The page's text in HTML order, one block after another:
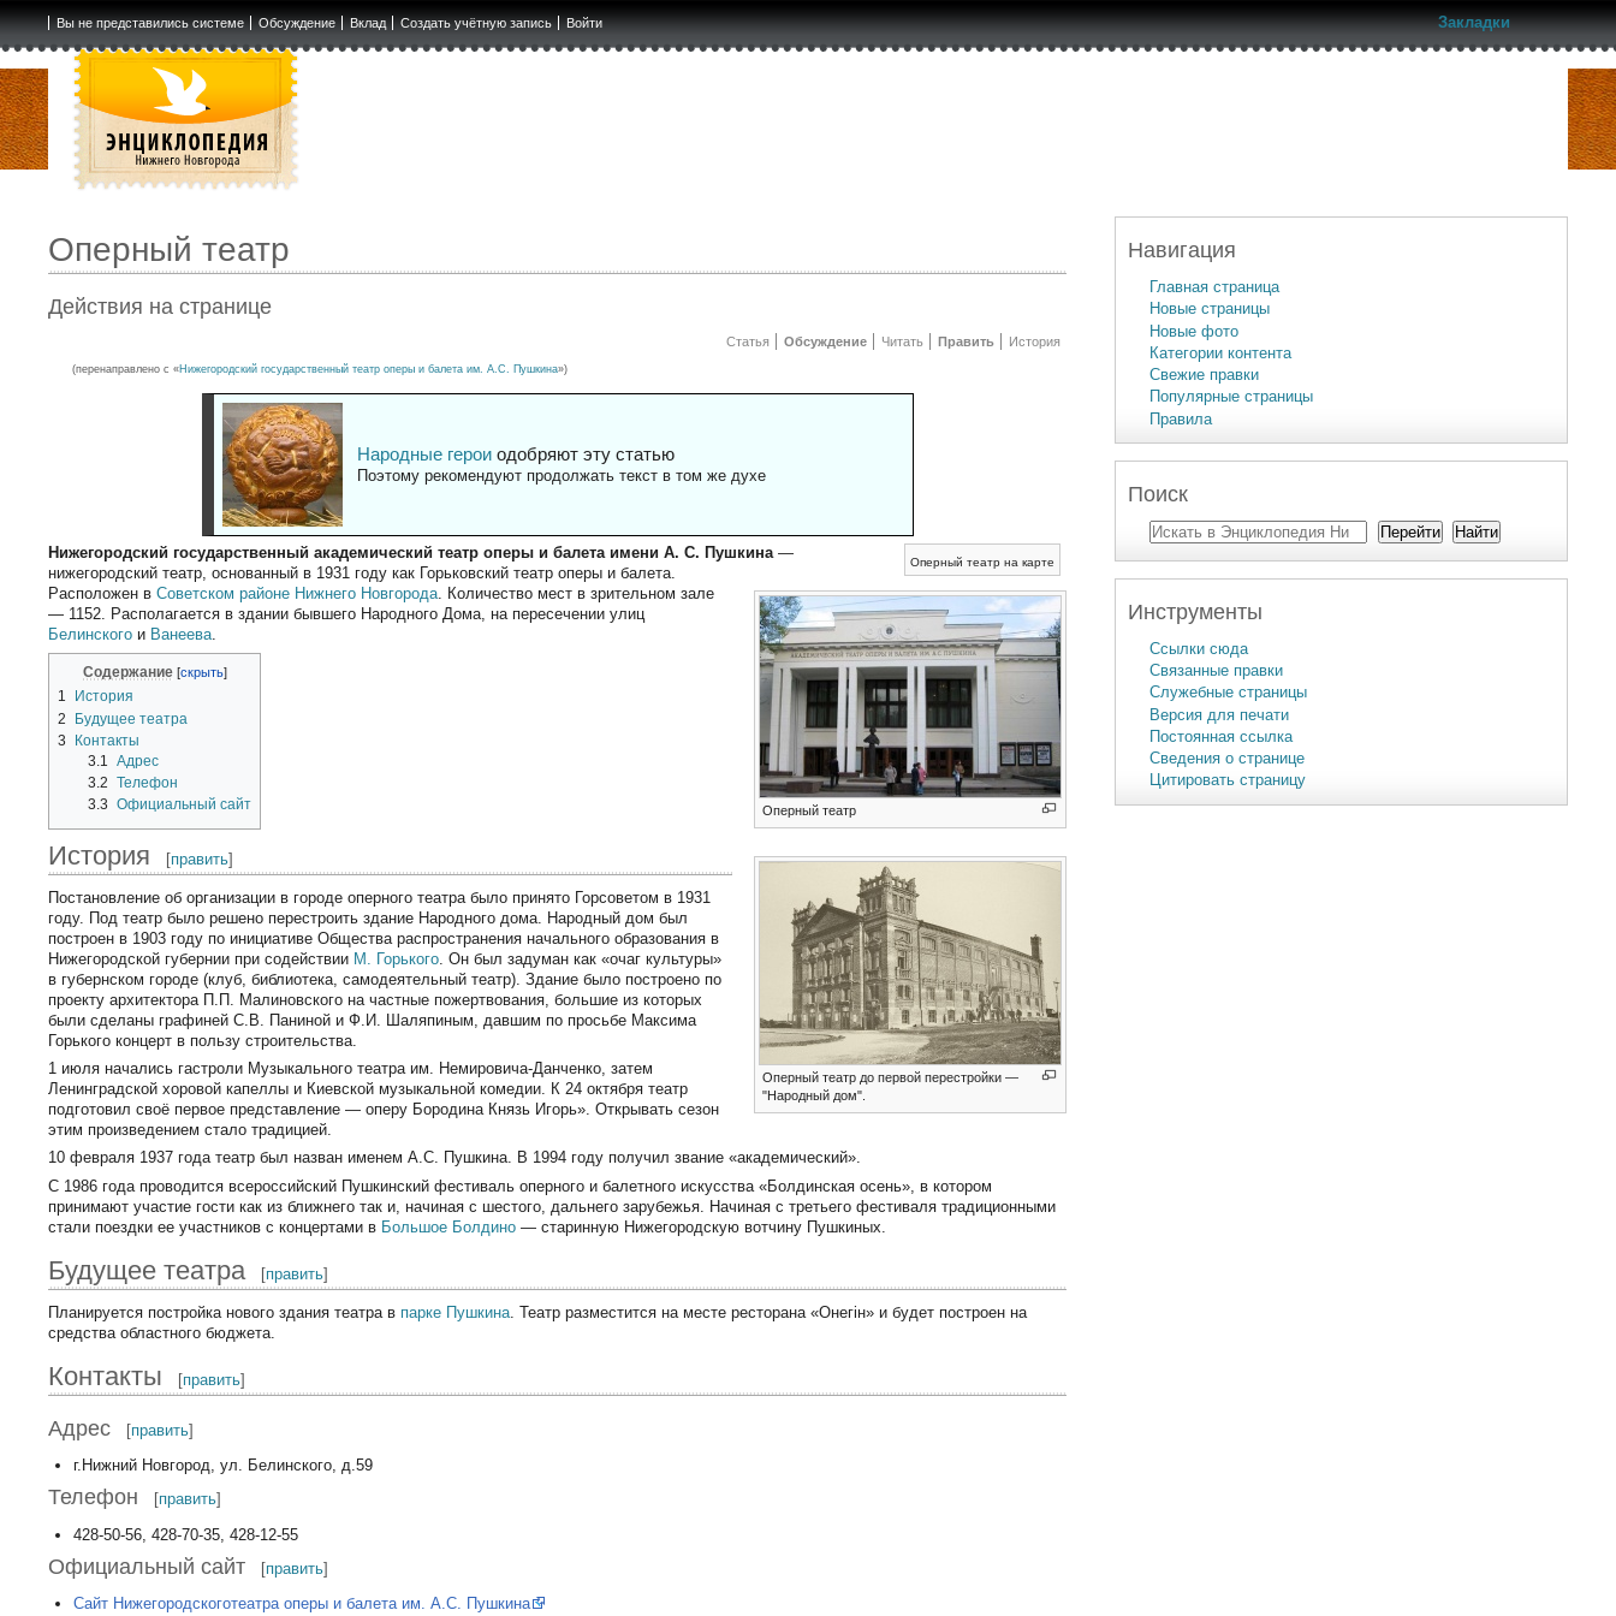
Вы не представились системе Обсуждение Вклад Создать учётную запись Войти Закладки
Оперный театр
Действия на странице
Статья Обсуждение Читать Править История
(перенаправлено с «Нижегородский государственный театр оперы и балета им. А.С. Пушкина»)
Народные героиодобряют эту статью
Поэтому рекомендуют продолжать текст в том же духе
Оперный театр на карте
Оперный театр
Оперный театр до первой перестройки —
"Народный дом".
Нижегородский государственный академический театр оперы и балета имени А. С. Пушкина—
нижегородский театр, основанный в 1931 году как Горьковский театр оперы и балета.
Расположен вСоветском районе Нижнего Новгорода. Количество мест в зрительном зале
— 1152. Располагается в здании бывшего Народного Дома, на пересечении улиц
Белинского и Ванеева.
Содержание
1
История
2
Будущее театра
3
Контакты
3.1
Адрес
3.2 Телефон
3.3 Официальный сайт
История [править]
Постановление об организации в городе оперного театра было принято Горсоветом в 1931
году. Под театр было решено перестроить здание Народного дома. Народный дом был
построен в 1903 году по инициативе Общества распространения начального образования в
Нижегородской губернии при содействии М. Горького . Он был задуман как «очаг культуры»
в губернском городе (клуб, библиотека, самодеятельный театр). Здание было построено по
проекту архитектора П.П. Малиновского на частные пожертвования, большие из которых
были сделаны графиней С.В. Паниной и Ф.И. Шаляпиным, давшим по просьбе Максима
Горького концерт в пользу строительства.
1 июля начались гастроли Музыкального театра им. Немировича-Данченко, затем
Ленинградской хоровой капеллы и Киевской музыкальной комедии. К 24 октября театр
подготовил своё первое представление — оперу Бородина Князь Игорь». Открывать сезон
этим произведением стало традицией.
10 февраля 1937 года театр был назван именем А.С. Пушкина. В 1994 году получил звание «академический».
С 1986 года проводится всероссийский Пушкинский фестиваль оперного и балетного искусства «Болдинская осень», в котором
принимают участие гости как из ближнего так и, начиная с шестого, дальнего зарубежья. Начиная с третьего фестиваля традиционными
стали поездки ее участников с концертами в Большое Болдино — старинную Нижегородскую вотчину Пушкиных.
Будущее театра [править]
Планируется постройка нового здания театра в парке Пушкина. Театр разместится на месте ресторана «Онегiн» и будет построен на
средства областного бюджета.
Контакты [править]
Адрес [править]
г.Нижний Новгород, ул. Белинского, д.59
Телефон [править]
428-50-56, 428-70-35, 428-12-55
Официальный сайт [править]
Сайт Нижегородскоготеатра оперы и балета им. А.С. Пушкина
Навигация
Главная страница
Новые страницы
Новые фото
Категории контента
Свежие правки
Популярные страницы
Правила
Поиск
Инструменты
Ссылки сюда
Связанные правки
Служебные страницы
Версия для печати
Постоянная ссылка
Сведения о странице
Цитировать страницу